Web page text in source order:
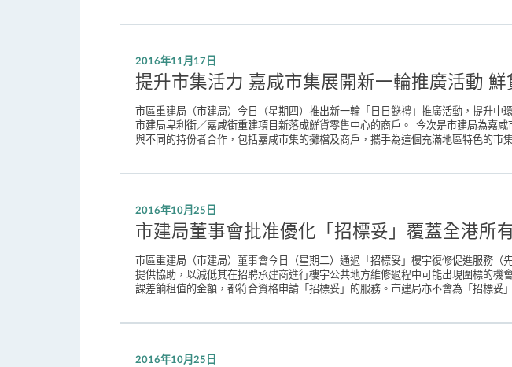
2016年11月17日
提升市集活力 嘉咸市集展開新一輪推廣活動
市區重建局（市建局）今日（星期四）推出新一輪「日日餸禮」推廣活動，提升
市建局卑利街／嘉咸街重建項目新落成鮮貨零售中心的商戶。 今次是市建局為嘉
與不同的持份者合作，包括嘉咸市集的攤檔及商戶，攜手為這個充滿地區特色的
2016年10月25日
市建局董事會批准優化「招標妥」覆蓋全港所
市區重建局（市建局）董事會今日（星期二）通過「招標妥」樓宇復修促進服務
提供協助，以減低其在招聘承建商進行樓宇公共地方維修過程中可能出現圍標的
課差餉租值的金額，都符合資格申請「招標妥」的服務。市建局亦不會為「招標
2016年10月25日